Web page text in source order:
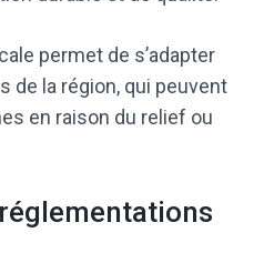
permet de s’adapter
de la région, qui peuvent
en raison du relief ou